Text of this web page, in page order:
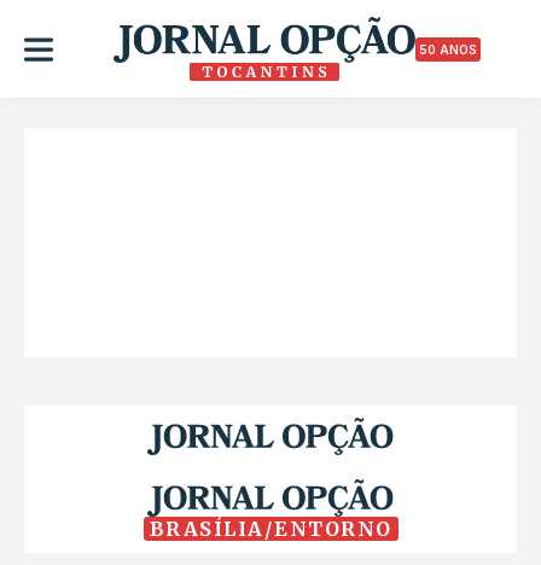
50 ANOS
BRASÍLIA/ENTORNO